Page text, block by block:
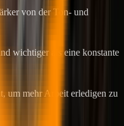
von der Ton- und
wichtiger als eine konstante
um mehr Arbeit erledigen zu